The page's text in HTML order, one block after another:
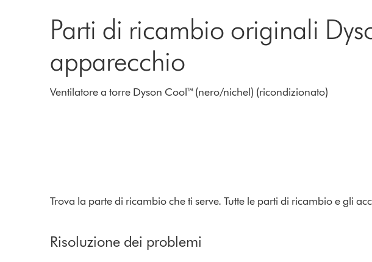
Parti di ricambio originali
apparecchio
Ventilatore a torre Dyson Cool™ (nero/nichel) (ricondizionato)
Trova la parte di ricambio che ti serve. Tutte le parti di ricambio e gli
Risoluzione dei problemi